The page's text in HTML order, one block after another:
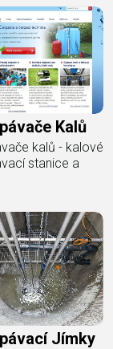
Kalů
kalů - kalové
stanice a
Jímky